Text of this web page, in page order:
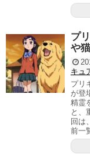
プ
や
キュ
プリ
が登
精霊
と、
回は
前一